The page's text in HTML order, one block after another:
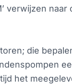
verwijzen
die
het